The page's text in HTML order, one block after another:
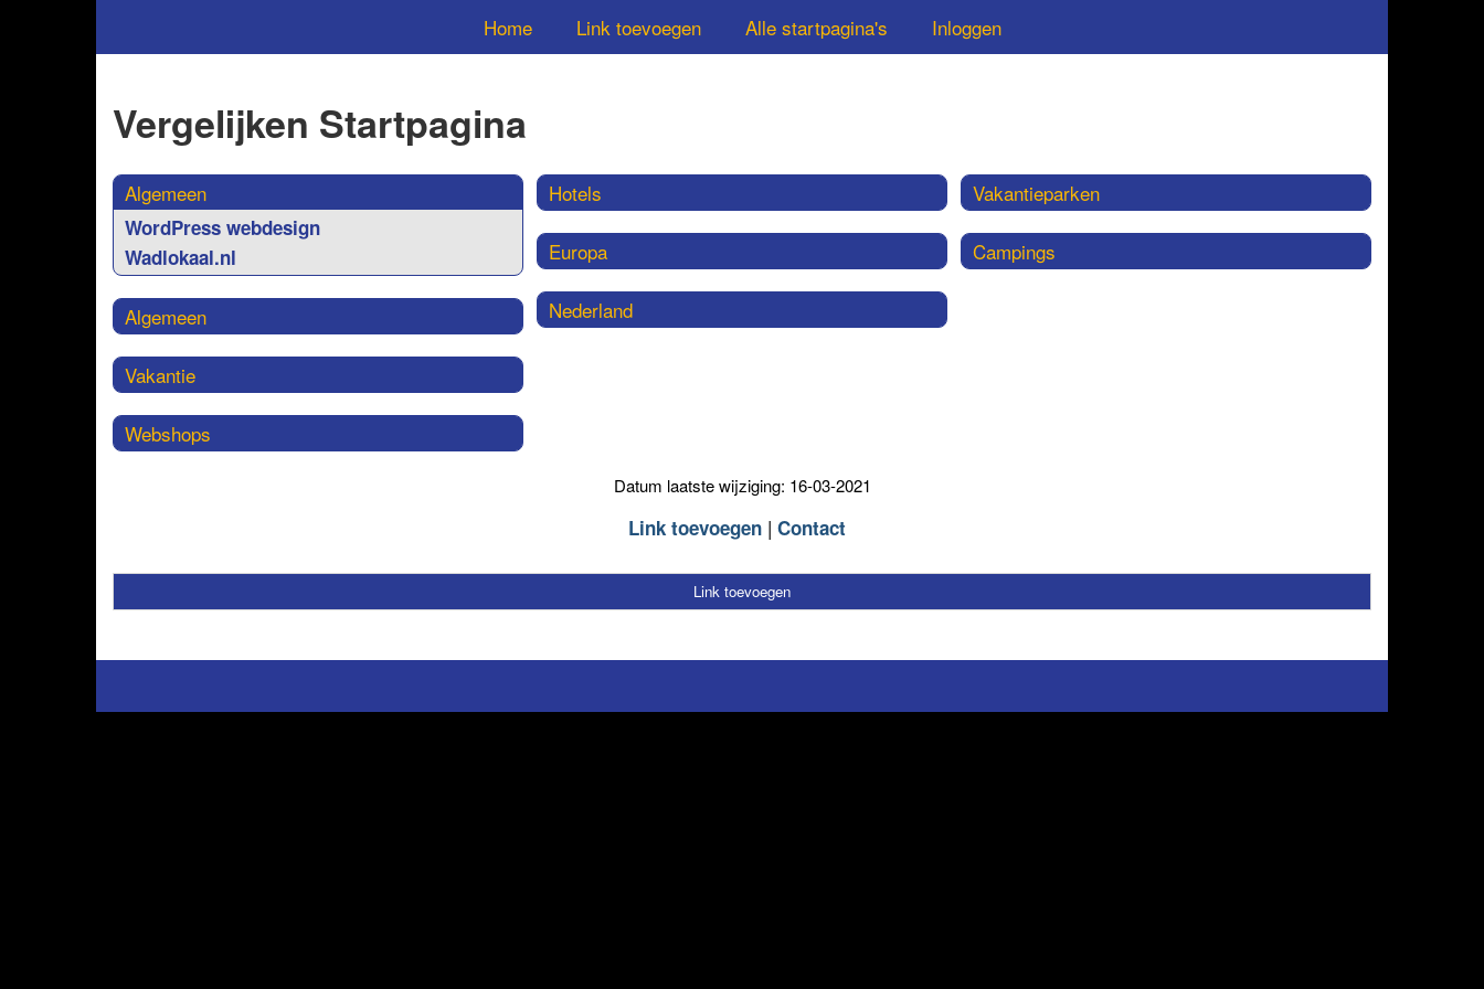
Home Link toevoegen Alle startpagina's Inloggen
Vergelijken Startpagina
Algemeen
WordPress webdesign
Wadlokaal.nl
Algemeen
Vakantie
Webshops
Hotels
Europa
Nederland
Vakantieparken
Campings
Datum laatste wijziging: 16-03-2021
Link toevoegen Contact
Link toevoegen